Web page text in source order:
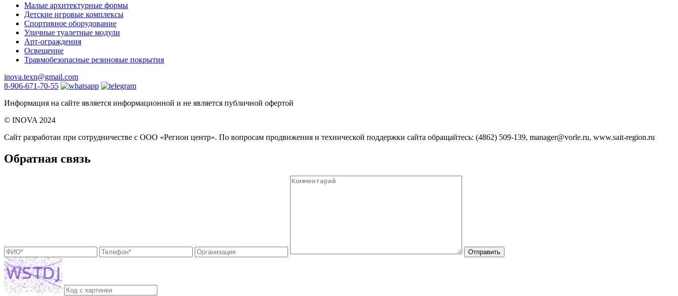
Малые архитектурные формы
Детские игровые комплексы
Спортивное оборудование
Уличные туалетные модули
Арт-ограждения
Освещение
Травмобезопасные резиновые покрытия
inova.texn@gmail.com
8-906-671-70-55
Информация на сайте является информационной и не является публичной офертой
©️ INOVA 2024
Сайт разработан при сотрудничестве с ООО «Регион центр». По вопросам продвижения и технической поддержки сайта обращайтесь: (4862) 509-139, manager@vorle.ru, www.sait-region.ru
Обратная связь
Отправить